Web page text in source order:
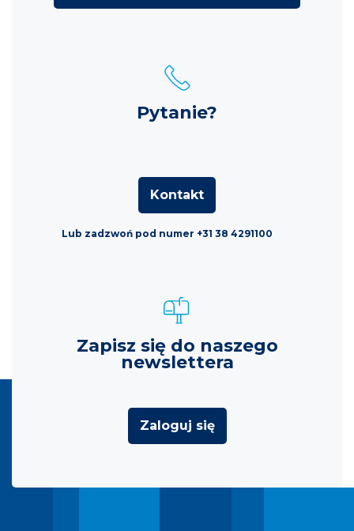
Pytanie?
Kontakt
Lub zadzwoń pod numer +31 38 4291100
Zapisz się do naszego
newslettera
Zaloguj się